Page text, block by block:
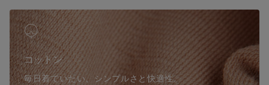
コットン
毎日着ていたい、シンプルさと快適性。